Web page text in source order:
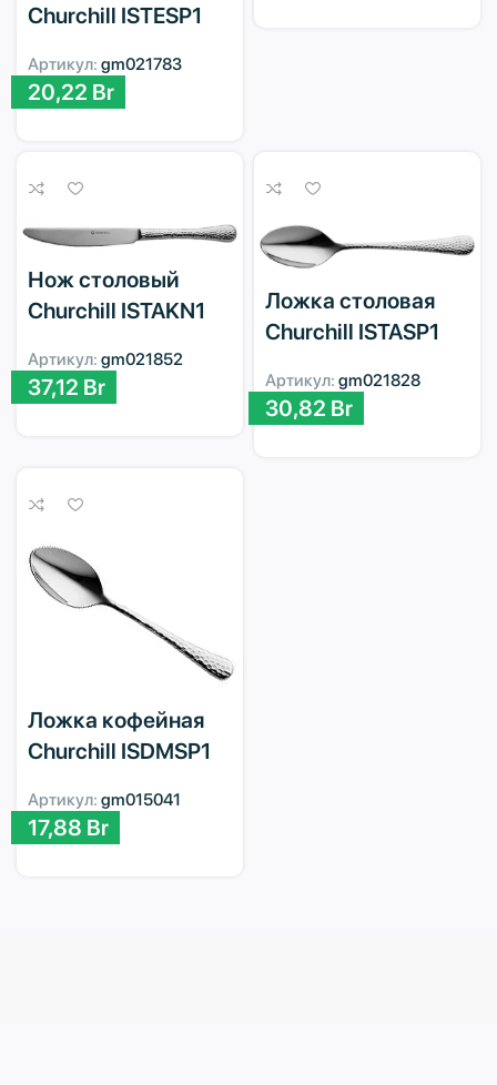
Churchill ISTESP1
Артикул: gm021783
20,22 Br
Нож столовый
Churchill ISTAKN1
Артикул: gm021852
37,12 Br
Ложка столовая
Churchill ISTASP1
Артикул: gm021828
30,82 Br
Ложка кофейная
Churchill ISDMSP1
Артикул: gm015041
17,88 Br